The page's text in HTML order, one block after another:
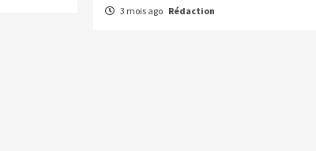
3 mois ago Rédaction